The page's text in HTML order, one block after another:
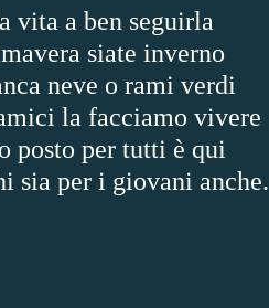
vita a ben seguirla
siate inverno
neve o rami verdi
la facciamo vivere
posto per tutti è qui
sia per i giovani anche.